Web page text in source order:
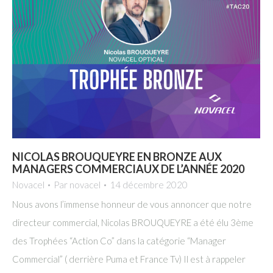
NICOLAS BROUQUEYRE EN BRONZE AUX
MANAGERS COMMERCIAUX DE L’ANNÉE 2020
Novacel Par novacel
14 décembre 2020
Nous avons l’immense honneur de vous annoncer que notre
directeur commercial, Nicolas BROUQUEYRE a été élu 3ème
des Trophées “Action Co” dans la catégorie “Manager
Commercial” ( derrière Puma et France Tv) Il est à rappeler